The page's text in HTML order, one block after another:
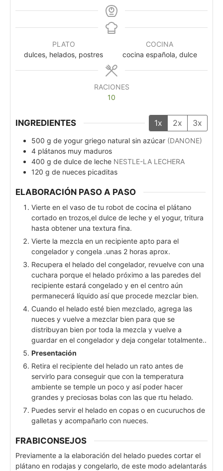
PLATO
dulces, helados, postres
COCINA
cocina española, dulce
RACIONES
10
INGREDIENTES 1x 2x 3x
500 g de yogur griego natural sin azúcar (DANONE)
4 plátanos muy maduros
400 g de dulce de leche NESTLE-LA LECHERA
120 g de nueces picaditas
ELABORACIÓN PASO A PASO
Vierte en el vaso de tu robot de cocina el plátano
cortado en trozos,el dulce de leche y el yogur, tritura
hasta obtener una textura fina.
Vierte la mezcla en un recipiente apto para el
congelador y congela .unas 2 horas aprox.
Recupera el helado del congelador, revuelve con una
cuchara porque el helado próximo a las paredes del
recipiente estará congelado y en el centro aún
permanecerá líquido así que procede mezclar bien.
Cuando el helado esté bien mezclado, agrega las
nueces y vuelve a mezclar bien para que se
distribuyan bien por toda la mezcla y vuelve a
guardar en el congelador y deja congelar totalmente..
Presentación
Retira el recipiente del helado un rato antes de
servirlo para conseguir que con la temperatura
ambiente se temple un poco y así poder hacer
grandes y preciosas bolas con las que rtu helado.
Puedes servir el helado en copas o en cucuruchos de
galletas y acompañarlo con nueces.
FRABICONSEJOS
Previamente a la elaboración del helado puedes cortar el
plátano en rodajas y congelarlo, de este modo adelantarás